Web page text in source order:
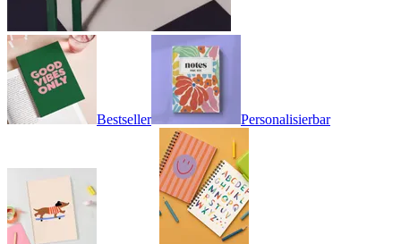
Bestseller Personalisierbar